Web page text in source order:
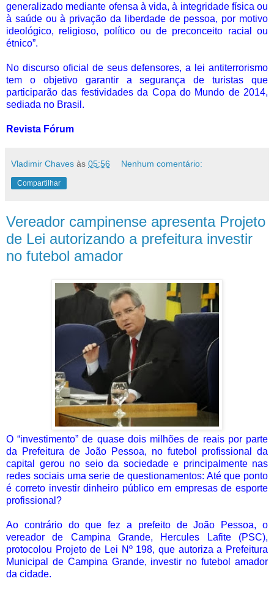
generalizado mediante ofensa à vida, à integridade física ou
à saúde ou à privação da liberdade de pessoa, por motivo
ideológico, religioso, político ou de preconceito racial ou
étnico”.
No discurso oficial de seus defensores, a lei antiterrorismo
tem o objetivo garantir a segurança de turistas que
participarão das festividades da Copa do Mundo de 2014,
sediada no Brasil.
Revista Fórum
Vladimir Chaves às 05:56 Nenhum comentário:
Compartilhar
Vereador campinense apresenta Projeto
de Lei autorizando a prefeitura investir
no futebol amador
O “investimento” de quase dois milhões de reais por parte
da Prefeitura de João Pessoa, no futebol profissional da
capital gerou no seio da sociedade e principalmente nas
redes sociais uma serie de questionamentos: Até que ponto
é correto investir dinheiro público em empresas de esporte
profissional?
Ao contrário do que fez a prefeito de João Pessoa, o
vereador de Campina Grande, Hercules Lafite (PSC),
protocolou Projeto de Lei Nº 198, que autoriza a Prefeitura
Municipal de Campina Grande, investir no futebol amador
da cidade.